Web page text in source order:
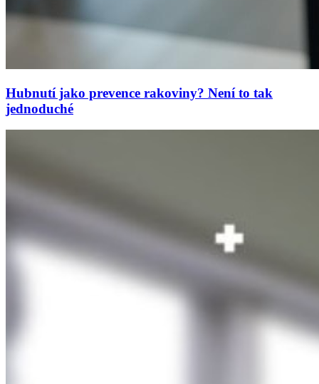
Hubnutí jako prevence rakoviny? Není to tak
jednoduché